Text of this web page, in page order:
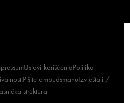
Uslovi korišćenjaPolitika
Pišite ombudsmanuIzvještaji /
struktura